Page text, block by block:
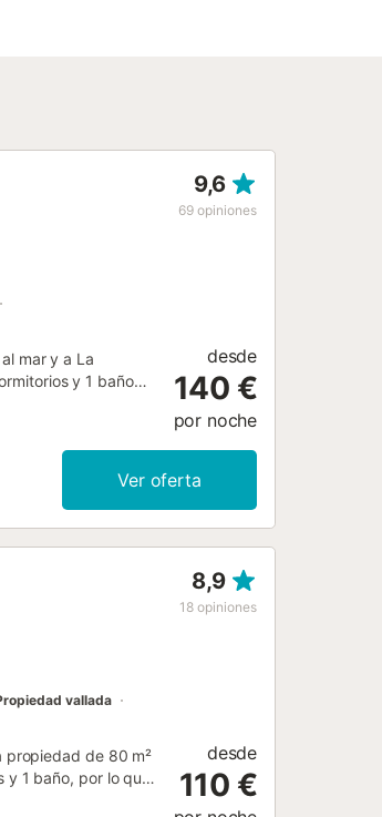
9,6
69 opiniones
mar y a La
y 1 baño
así como
una cuna y
una piscina, un
Las fiestas no
desde
140 €
por noche
Ver oferta
8,9
18 opiniones
vallada
propiedad de 80 m²
y 1 baño, por lo que
desde
110 €